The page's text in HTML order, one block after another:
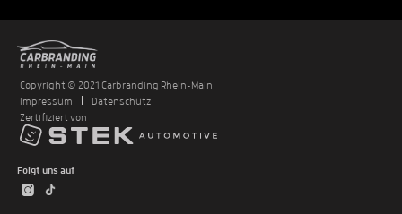
Copyright © 2021 Carbranding Rhein-Main
Impressum
Datenschutz
Zertifiziert von
Folgt uns auf